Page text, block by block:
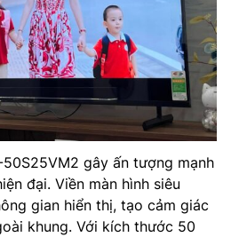
50S25VM2 gây ấn tượng mạnh
đại. Viền màn hình siêu
gian hiển thị, tạo cảm giác
khung. Với kích thước 50